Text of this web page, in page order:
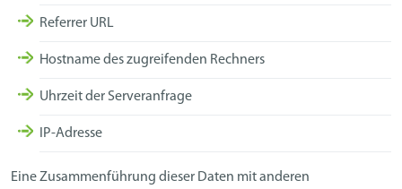
Referrer URL
Hostname des zugreifenden Rechners
Uhrzeit der Serveranfrage
IP-Adresse
Eine Zusammenführung dieser Daten mit anderen